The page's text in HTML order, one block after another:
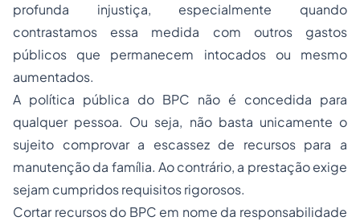
profunda injustiça, especialmente quando
contrastamos essa medida com outros gastos
públicos que permanecem intocados ou mesmo
aumentados.
A política pública do BPC não é concedida para
qualquer pessoa. Ou seja, não basta unicamente o
sujeito comprovar a escassez de recursos para a
manutenção da família. Ao contrário, a prestação exige
sejam cumpridos requisitos rigorosos.
Cortar recursos do BPC em nome da responsabilidade